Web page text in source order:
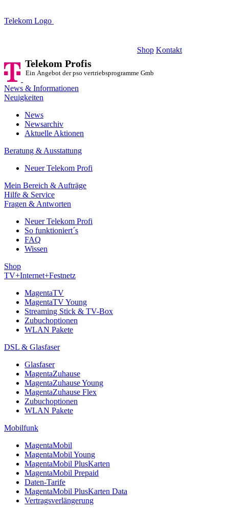
Telekom Logo
Shop Kontakt
Telekom Profis
Ein Angebot der pso vertriebsprogramme GmbH
News & Informationen
Neuigkeiten
News
Newsarchiv
Aktuelle Aktionen
Beratung & Ausstattung
Neuer Telekom Profi
Mein Bereich & Aufträge
Hilfe & Service
Fragen & Antworten
Neuer Telekom Profi
So funktioniert´s
FAQ
Wissen
Shop
TV+Internet+Festnetz
MagentaTV
MagentaTV Young
Streaming Stick & TV-Box
Zubuchoptionen
WLAN Pakete
DSL & Glasfaser
Glasfaser
MagentaZuhause
MagentaZuhause Young
MagentaZuhause Flex
Zubuchoptionen
WLAN Pakete
Mobilfunk
MagentaMobil
MagentaMobil Young
MagentaMobil PlusKarten
MagentaMobil Prepaid
Daten-Tarife
MagentaMobil PlusKarten Data
Vertragsverlängerung